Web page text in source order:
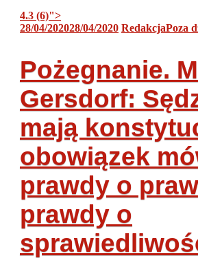
4.3 (6)">
28/04/202028/04/2020 RedakcjaPoza
Pożegnanie.
Gersdorf:
mają
obowiązek
prawdy o
prawdy o